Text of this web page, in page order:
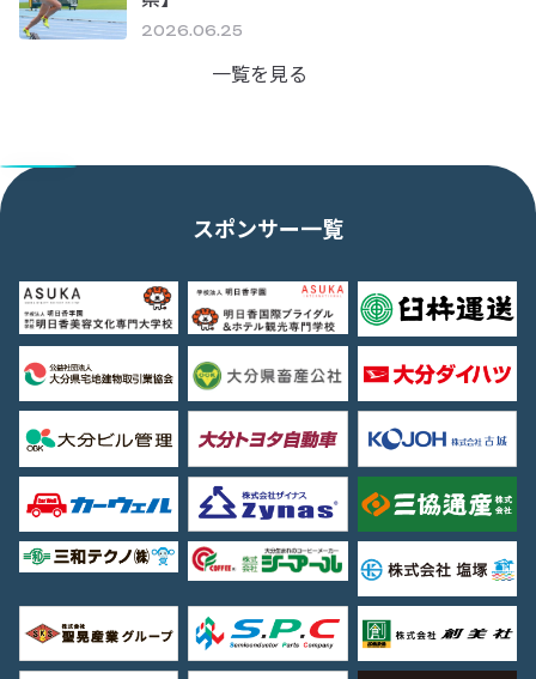
2026.06.25
一覧を見る
スポンサー一覧